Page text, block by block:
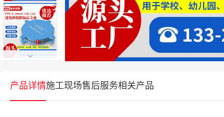
产品详情施工现场售后服务相关产品